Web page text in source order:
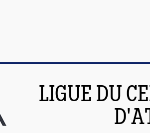
LIGUE DU